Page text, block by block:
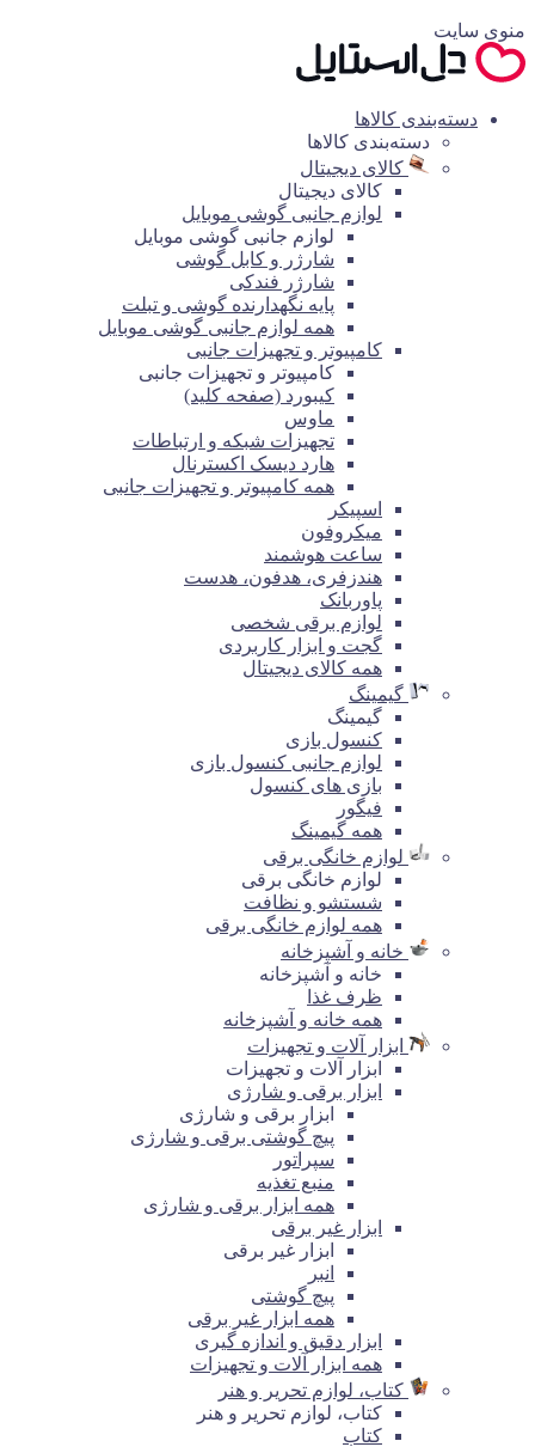
منوی سایت
دسته‌بندی کالاها
دسته‌بندی کالاها
کالای دیجیتال
کالای دیجیتال
لوازم جانبی گوشی موبایل
لوازم جانبی گوشی موبایل
شارژر و کابل گوشی
شارژر فندکی
پایه نگهدارنده گوشی و تبلت
همه لوازم جانبی گوشی موبایل
کامپیوتر و تجهیزات جانبی
کامپیوتر و تجهیزات جانبی
کیبورد (صفحه کلید)
ماوس
تجهیزات شبکه و ارتباطات
هارد دیسک اکسترنال
همه کامپیوتر و تجهیزات جانبی
اسپیکر
میکروفون
ساعت هوشمند
هندزفری، هدفون، هدست
پاوربانک
لوازم برقی شخصی
گجت و ابزار کاربردی
همه کالای دیجیتال
گیمینگ
گیمینگ
کنسول بازی
لوازم جانبی کنسول بازی
بازی های کنسول
فیگور
همه گیمینگ
لوازم خانگی برقی
لوازم خانگی برقی
شستشو و نظافت
همه لوازم خانگی برقی
خانه و آشپزخانه
خانه و آشپزخانه
ظرف غذا
همه خانه و آشپزخانه
ابزار آلات و تجهیزات
ابزار آلات و تجهیزات
ابزار برقی و شارژی
ابزار برقی و شارژی
پیچ گوشتی برقی و شارژی
سپراتور
منبع تغذیه
همه ابزار برقی و شارژی
ابزار غیر برقی
ابزار غیر برقی
انبر
پیچ گوشتی
همه ابزار غیر برقی
ابزار دقیق و اندازه گیری
همه ابزار آلات و تجهیزات
کتاب، لوازم تحریر و هنر
کتاب، لوازم تحریر و هنر
کتاب